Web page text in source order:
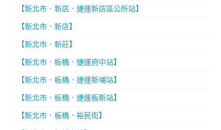
【新北市．新店．捷運新店區公所站】
【新北市．新店】
【新北市．新莊】
【新北市．板橋．捷運府中站】
【新北市．板橋．捷運新埔站】
【新北市．板橋．捷運板新站】
【新北市．板橋．裕民街】